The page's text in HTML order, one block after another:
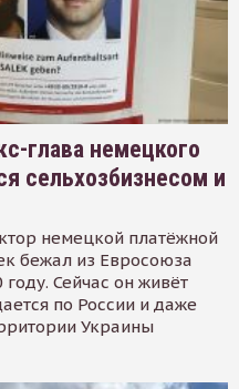
глава немецкого
сельхозбизнесом и
немецкой платёжной
бежал из Евросоюза
Сейчас он живёт
по России и даже
Украины